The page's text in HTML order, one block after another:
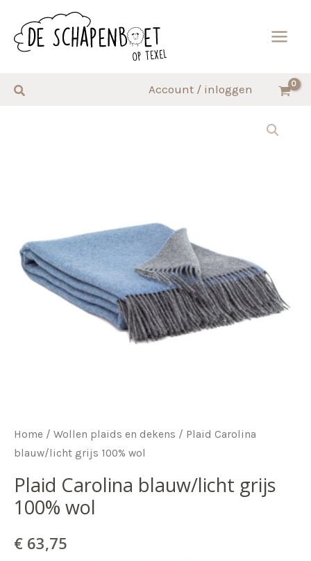
naar
Zoeken Account / inloggen
Home / Wollen plaids en dekens / Plaid Carolina
blauw/licht grijs 100% wol
Plaid Carolina blauw/licht grijs
100% wol
€ 63,75